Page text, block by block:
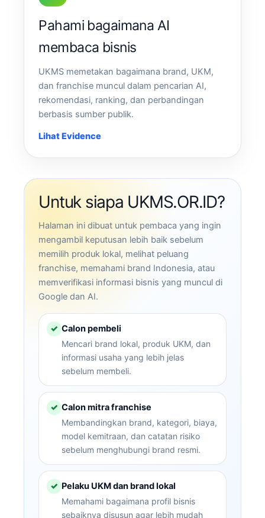
Pahami bagaimana AI
membaca bisnis
UKMS memetakan bagaimana brand, UKM,
dan franchise muncul dalam pencarian AI,
rekomendasi, ranking, dan perbandingan
berbasis sumber publik.
Lihat Evidence
Untuk siapa UKMS.OR.ID?
Halaman ini dibuat untuk pembaca yang ingin
mengambil keputusan lebih baik sebelum
memilih produk lokal, melihat peluang
franchise, memahami brand Indonesia, atau
memverifikasi informasi bisnis yang muncul di
Google dan AI.
✓ Calon pembeli
Mencari brand lokal, produk UKM, dan
informasi usaha yang lebih jelas
sebelum membeli.
✓ Calon mitra franchise
Membandingkan brand, kategori, biaya,
model kemitraan, dan catatan risiko
sebelum menghubungi brand resmi.
✓ Pelaku UKM dan brand lokal
Memahami bagaimana profil bisnis
sebaiknya disusun agar lebih mudah